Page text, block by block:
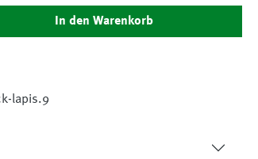
gewünschten Wert ein
In den Warenkorb
lapis.9